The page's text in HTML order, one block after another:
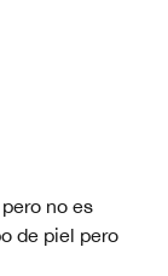
no es
de piel pero